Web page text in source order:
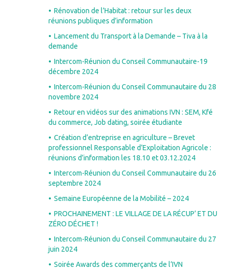
Rénovation de l’Habitat : retour sur les deux
réunions publiques d’information
Lancement du Transport à la Demande – Tiva à la
demande
Intercom-Réunion du Conseil Communautaire-19
décembre 2024
Intercom-Réunion du Conseil Communautaire du 28
novembre 2024
Retour en vidéos sur des animations IVN : SEM, Kfé
du commerce, Job dating, soirée étudiante
Création d’entreprise en agriculture – Brevet
professionnel Responsable d’Exploitation Agricole :
réunions d’information les 18.10 et 03.12.2024
Intercom-Réunion du Conseil Communautaire du 26
septembre 2024
Semaine Européenne de la Mobilité – 2024
PROCHAINEMENT : LE VILLAGE DE LA RÉCUP’ ET DU
ZÉRO DÉCHET !
Intercom-Réunion du Conseil Communautaire du 27
juin 2024
Soirée Awards des commerçants de l’IVN